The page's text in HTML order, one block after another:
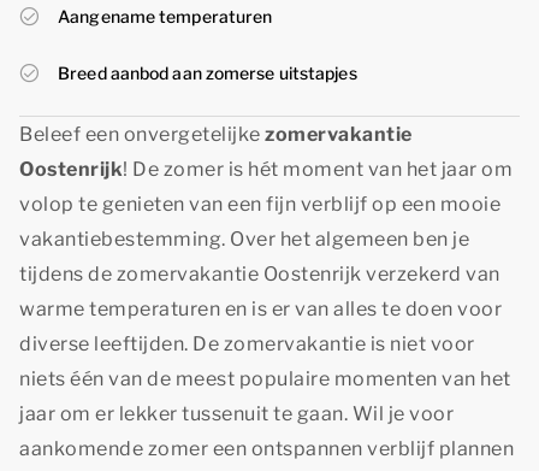
Aangename temperaturen
Breed aanbod aan zomerse uitstapjes
Beleef een onvergetelijke zomervakantie
Oostenrijk! De zomer is hét moment van het jaar om
volop te genieten van een fijn verblijf op een mooie
vakantiebestemming. Over het algemeen ben je
tijdens de zomervakantie Oostenrijk verzekerd van
warme temperaturen en is er van alles te doen voor
diverse leeftijden. De zomervakantie is niet voor
niets één van de meest populaire momenten van het
jaar om er lekker tussenuit te gaan. Wil je voor
aankomende zomer een ontspannen verblijf plannen